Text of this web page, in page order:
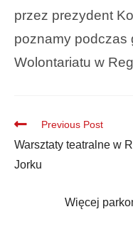
przez prezydent
poznamy podczas
Wolontariatu w
Previous Post
Warsztaty teatralne w
Jorku
Więcej